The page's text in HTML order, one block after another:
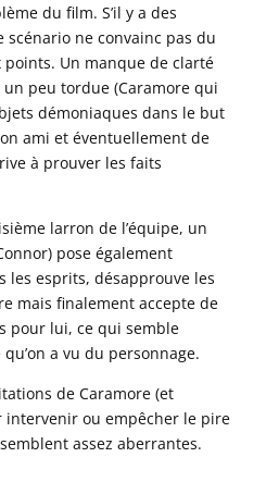
du film. S’il y a des
ne convainc pas du
Un manque de clarté
peu tordue (Caramore qui
démoniaques dans le but
ami et éventuellement de
à prouver les faits
larron de l’équipe, un
pose également
les esprits, désapprouve les
mais finalement accepte de
pour lui, ce qui semble
a vu du personnage.
de Caramore (et
intervenir ou empêcher le pire
assez aberrantes.